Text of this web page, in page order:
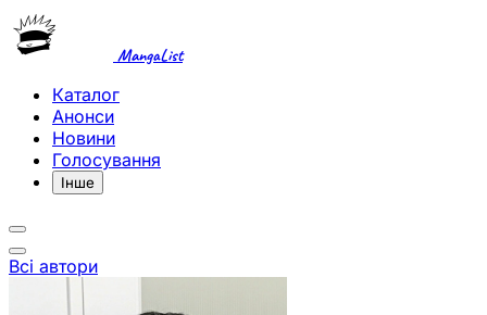
MangaList
Каталог
Анонси
Новини
Голосування
Інше
Всі автори